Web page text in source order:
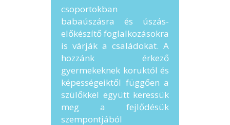
csoportokban
babaúszásra és úszás-
előkészítő foglalkozásokra
is várják a családokat. A
hozzánk érkező
gyermekeknek koruktól és
képességeiktől függően a
szülőkkel együtt keressük
meg a fejlődésük
szempontjából